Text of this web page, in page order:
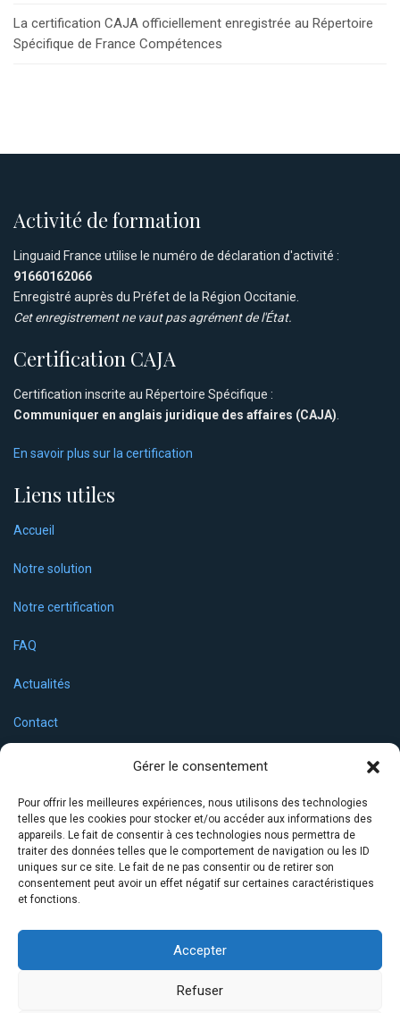
Gérer le consentement
Pour offrir les meilleures expériences, nous utilisons des technologies
telles que les cookies pour stocker et/ou accéder aux informations des
appareils. Le fait de consentir à ces technologies nous permettra de
traiter des données telles que le comportement de navigation ou les ID
uniques sur ce site. Le fait de ne pas consentir ou de retirer son
consentement peut avoir un effet négatif sur certaines caractéristiques
et fonctions.
Accepter
Refuser
La certification CAJA officiellement enregistrée au Répertoire
Spécifique de France Compétences
Activité de formation
Linguaid France utilise le numéro de déclaration d'activité :
91660162066
Enregistré auprès du Préfet de la Région Occitanie.
Cet enregistrement ne vaut pas agrément de l'État.
Certification CAJA
Certification inscrite au Répertoire Spécifique :
Communiquer en anglais juridique des affaires (CAJA)
En savoir plus sur la certification
Liens utiles
Accueil
Notre solution
Notre certification
FAQ
Actualités
Contact
Contactez-nous
Par mail :contact@linguaid.net
Par téléphone : 04 68 88 49 91
Par courrier : 2 rue Hergé, 66750 SAINT CYPRIEN
Mentions légales• Politique de confidentialité•Règlement
Intérieur•Conditions Générales de Vente
La certification Qualiopi
a été délivrée au titre de la catégorie des